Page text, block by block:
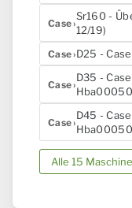
Case
Sr160 -
12/19)
Case D25 -
Case
D35 -
Case
D45 -
Alle 15